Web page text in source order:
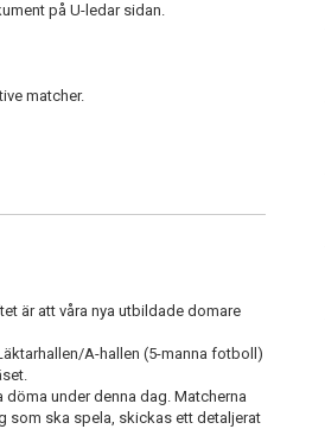
på U-ledar sidan.
matcher.
är att våra nya utbildade domare
A-hallen (5-manna fotboll)
döma under denna dag. Matcherna
som ska spela, skickas ett detaljerat